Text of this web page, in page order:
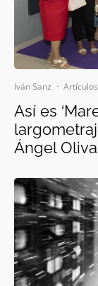
Iván Sanz · Artículos
Así es
Ángel